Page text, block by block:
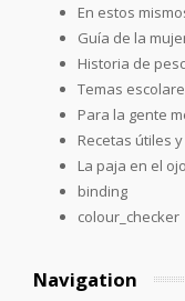
En estos
Guía de la
Historia de
Temas
Para la gente
Recetas útiles
La paja en el
binding
colour_checker
Navigation